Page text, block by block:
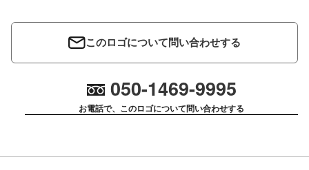
このロゴについて問い合わせする
050-1469-9995
お電話で、このロゴについて問い合わせする